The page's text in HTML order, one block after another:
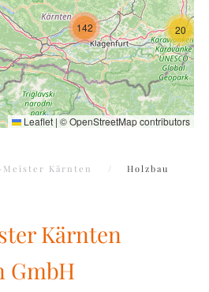
20
142
Leaflet | ©OpenStreetMapcontributors
Meister Kärnten
Holzbau
Kärnten
GmbH